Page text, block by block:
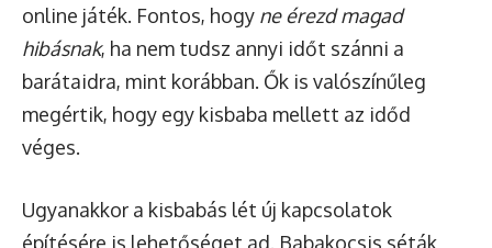
online játék. Fontos, hogy ne érezd magad
hibásnak, ha nem tudsz annyi időt szánni a
barátaidra, mint korábban. Ők is valószínűleg
megértik, hogy egy kisbaba mellett az időd
véges.
Ugyanakkor a kisbabás lét új kapcsolatok
építésére is lehetőséget ad. Babakocsis séták